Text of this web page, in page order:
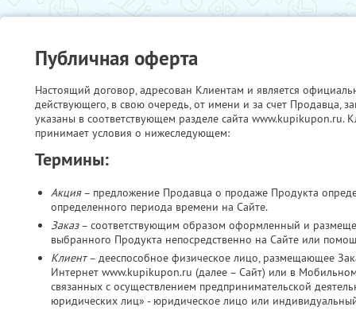
Публичная оферта
Настоящий договор, адресован Клиентам и является
действующего, в свою очередь, от имени и за счет Продавца,
указаны в соответствующем разделе сайта www.kupikupon.ru.
принимает условия о нижеследующем:
Термины:
Акция– предложение Продавца о продаже Продукта
определенного периода времени на Сайте.
Заказ– соответствующим образом оформленный и
выбранного Продукта непосредственно на Сайте или
Клиент– дееспособное физическое лицо, размещающее
Интернет www.kupikupon.ru (далее – Сайт) или в
связанных с осуществлением предпринимательской
юридических лиц» - юридическое лицо или